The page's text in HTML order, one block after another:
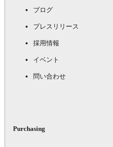
ブログ
プレスリリース
採用情報
イベント
問い合わせ
Purchasing